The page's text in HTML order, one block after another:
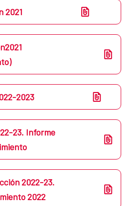
2021
2023
23. Informe
2022-23.
2022